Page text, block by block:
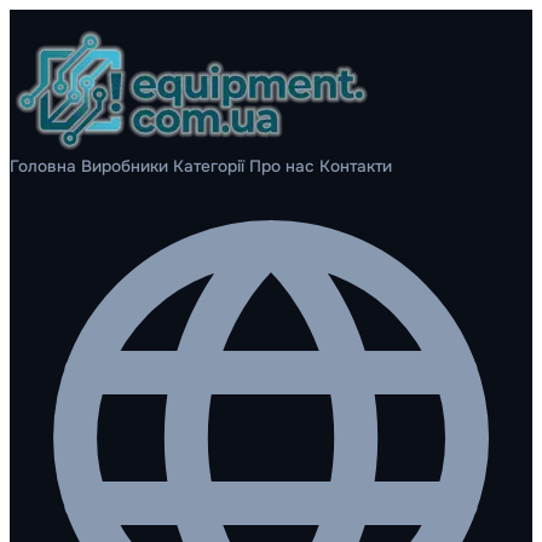
Головна Виробники Категорії Про нас Контакти